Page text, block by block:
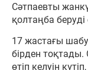
Сәтпаевты
қолтаңба беруді
17 жастағы
бірден
өтіп келуін